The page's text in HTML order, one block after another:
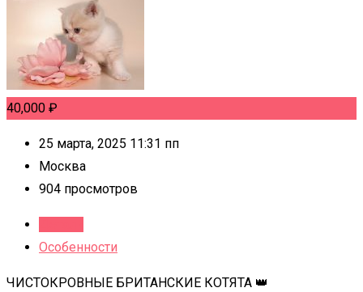
40,000 ₽
25 марта, 2025 11:31 пп
Москва
904 просмотров
Особенности
ЧИСТОКРОВНЫЕ БРИТАНСКИЕ КОТЯТА 👑